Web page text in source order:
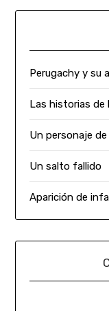
Perugachy y su
Las historias
Un personaje
Un salto fallido
Aparición de